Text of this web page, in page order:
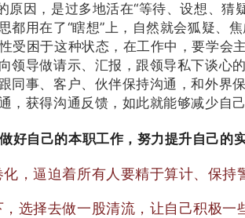
原因，是过多地活在“等待、设想、猜
都用在了“瞎想”上，自然就会狐疑、
受困于这种状态，在工作中，要学会
领导做请示、汇报，跟领导私下谈心
同事、客户、伙伴保持沟通，和外界
，获得沟通反馈，如此就能够减少自
好自己的本职工作，努力提升自己的
，逼迫着所有人要精于算计、保
选择去做一股清流，让自己积极